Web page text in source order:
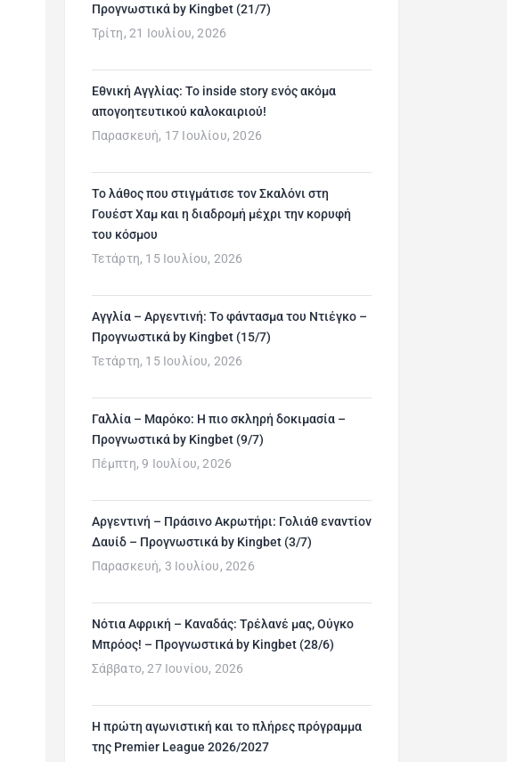
Προγνωστικά by Kingbet (21/7)
Τρίτη, 21 Ιουλίου, 2026
Εθνική Αγγλίας: Το inside story ενός ακόμα
απογοητευτικού καλοκαιριού!
Παρασκευή, 17 Ιουλίου, 2026
Το λάθος που στιγμάτισε τον Σκαλόνι στη
Γουέστ Χαμ και η διαδρομή μέχρι την κορυφή
του κόσμου
Τετάρτη, 15 Ιουλίου, 2026
Αγγλία – Αργεντινή: Το φάντασμα του Ντιέγκο –
Προγνωστικά by Kingbet (15/7)
Τετάρτη, 15 Ιουλίου, 2026
Γαλλία – Μαρόκο: Η πιο σκληρή δοκιμασία –
Προγνωστικά by Kingbet (9/7)
Πέμπτη, 9 Ιουλίου, 2026
Αργεντινή – Πράσινο Ακρωτήρι: Γολιάθ εναντίον
Δαυίδ – Προγνωστικά by Kingbet (3/7)
Παρασκευή, 3 Ιουλίου, 2026
Νότια Αφρική – Καναδάς: Τρέλανέ μας, Ούγκο
Μπρόος! – Προγνωστικά by Kingbet (28/6)
Σάββατο, 27 Ιουνίου, 2026
H πρώτη αγωνιστική και το πλήρες πρόγραμμα
της Premier League 2026/2027